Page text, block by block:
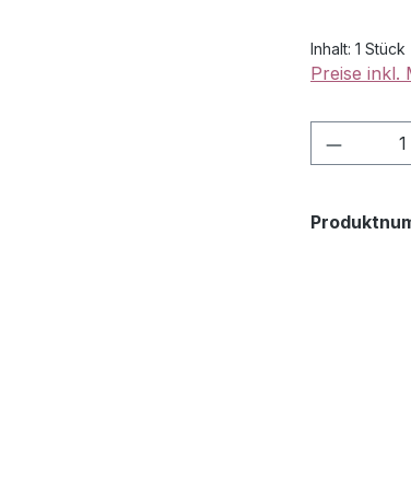
Inhalt: 1 Stück
Preise inkl.